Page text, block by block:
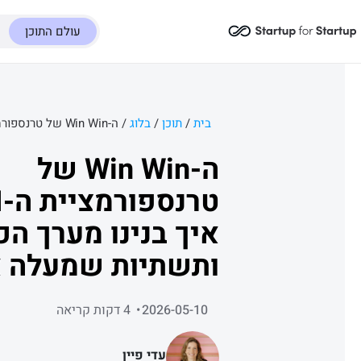
עולם התוכן
בית/תוכן/בלוג/
ה-Win Win של
איך בנינו מערך
ותשתיות
העובדים והארגון
2026-05-10 4 דקות קריאה
עדי פיין